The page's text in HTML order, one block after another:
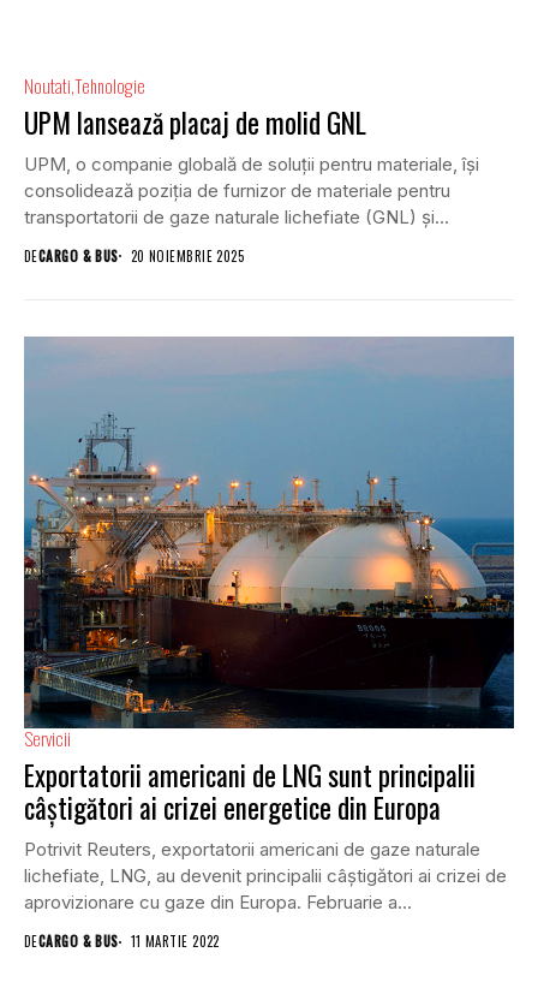
NoutatiTehnologie
UPM lansează placaj de molid GNL
UPM, o companie globală de soluții pentru materiale, își
consolidează poziția de furnizor de materiale pentru
transportatorii de gaze naturale lichefiate (GNL) și...
DECARGO & BUS 20 NOIEMBRIE 2025
Servicii
Exportatorii americani de LNG sunt principalii
câştigători ai crizei energetice din Europa
Potrivit Reuters, exportatorii americani de gaze naturale
lichefiate, LNG, au devenit principalii câştigători ai crizei de
aprovizionare cu gaze din Europa. Februarie a...
DECARGO & BUS 11 MARTIE 2022